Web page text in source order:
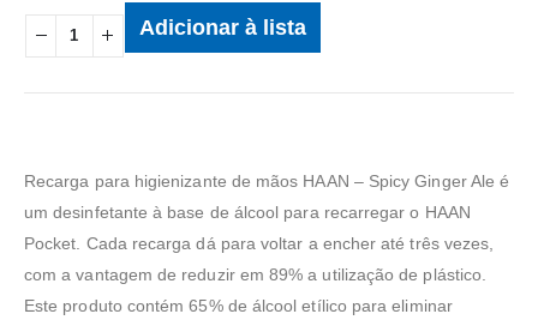
Adicionar à lista
Recarga para higienizante de mãos HAAN – Spicy Ginger Ale é
um desinfetante à base de álcool para recarregar o HAAN
Pocket. Cada recarga dá para voltar a encher até três vezes,
com a vantagem de reduzir em 89% a utilização de plástico.
Este produto contém 65% de álcool etílico para eliminar